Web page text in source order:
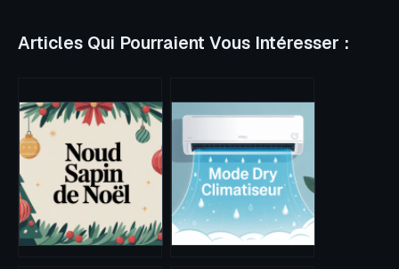
Articles Qui Pourraient Vous Intéresser :